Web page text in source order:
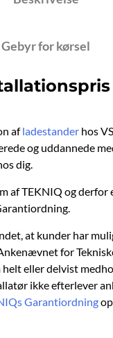
Gebyr for kørsel
afladestander hos
og uddannede
dig.
af TEKNIQ og derfor
at kunder har
for
helt eller delvist
ikke efterlever
Garantiordning